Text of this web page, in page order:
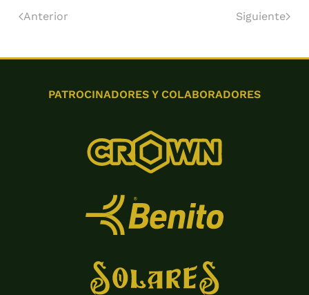
Anterior Siguiente
PATROCINADORES Y COLABORADORES